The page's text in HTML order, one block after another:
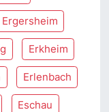
Ergersheim
Erkheim
Erlenbach
Eschau